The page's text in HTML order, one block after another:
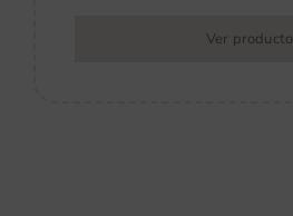
Ver producto